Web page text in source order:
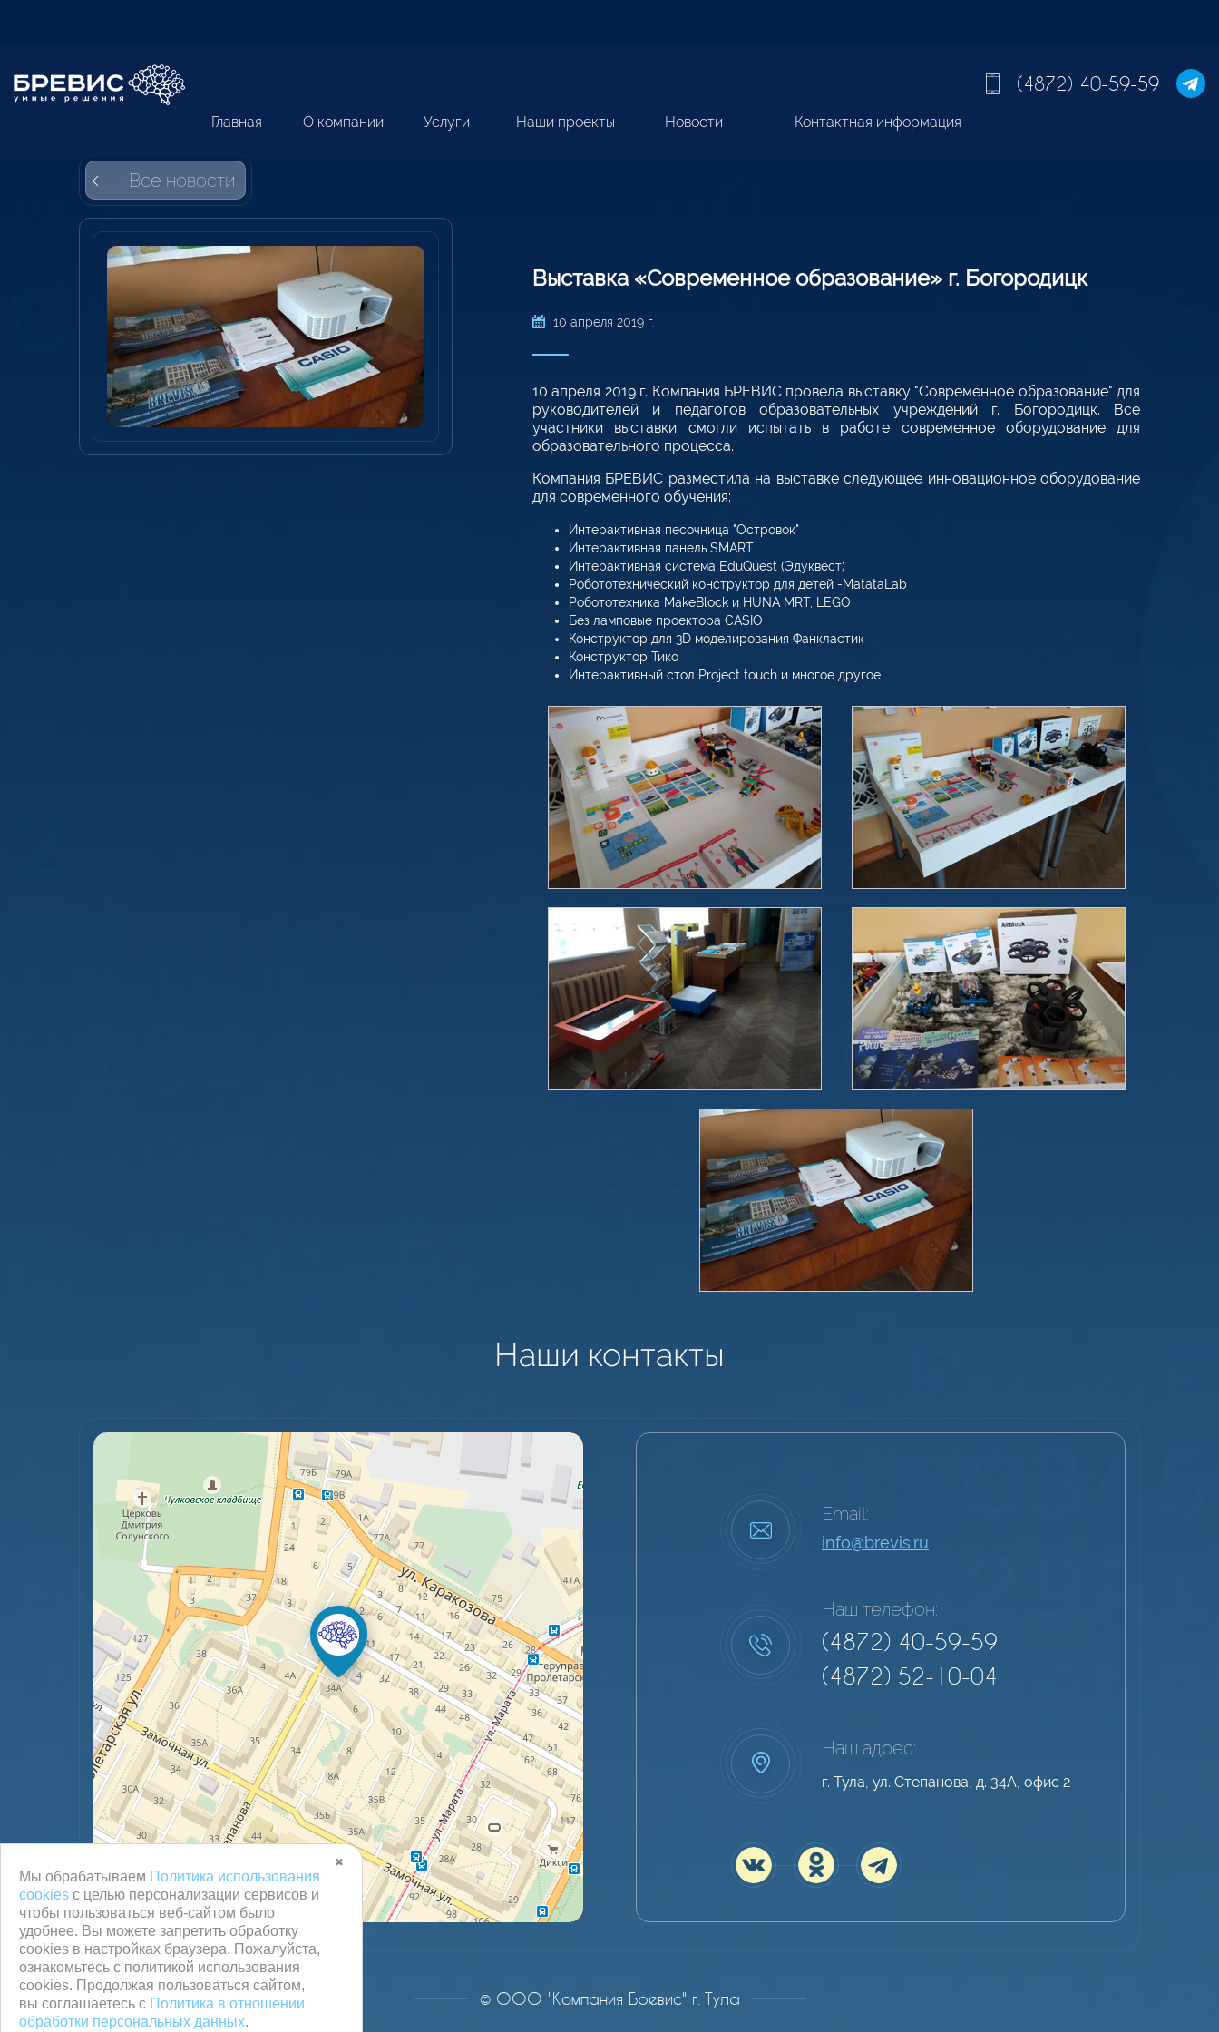
(4872) 40-59-59
Главная О компании Услуги Наши проекты Новости Контактная информация
Все новости
Выставка «Современное образование» г. Богородицк
10 апреля 2019 г.
10 апреля 2019 г. Компания БРЕВИС провела выставку "Современное образование" для
руководителей и педагогов образовательных учреждений г. Богородицк. Все
участники выставки смогли испытать в работе современное оборудование для
образовательного процесса.
Компания БРЕВИС разместила на выставке следующее инновационное оборудование
для современного обучения:
Интерактивная песочница "Островок"
Интерактивная панель SMART
Интерактивная система EduQuest (Эдуквест)
Робототехнический конструктор для детей -MatataLab
Робототехника MakeBlock и HUNA MRT, LEGO
Без ламповые проектора CASIO
Конструктор для 3D моделирования Фанкластик
Конструктор Тико
Интерактивный стол Project touch и многое другое.
Наши контакты
Email:
info@brevis.ru
Наш телефон:
(4872) 40-59-59
(4872) 52-10-04
Наш адрес:
г. Тула, ул. Степанова, д. 34А, офис 2
© ООО "Компания Бревис" г. Тула
✖
Мы обрабатываем Политика использования
cookies с целью персонализации сервисов и
чтобы пользоваться веб-сайтом было
удобнее. Вы можете запретить обработку
сookies в настройках браузера. Пожалуйста,
ознакомьтесь с политикой использования
cookies. Продолжая пользоваться сайтом,
вы соглашаетесь с Политика в отношении
обработки персональных данных.